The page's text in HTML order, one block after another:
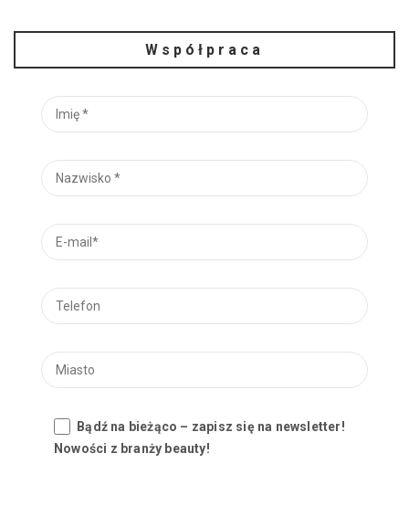
Współpraca
Bądź na bieżąco – zapisz się na newsletter!
Nowości z branży beauty!